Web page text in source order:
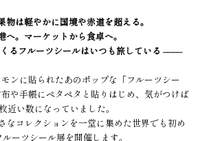
物は軽やかに国境や赤道を超える。
へ。マーケットから食卓へ。
るフルーツシールはいつも旅している ––––
ンに貼られたあのポップな「フルーツシー
や手帳にペタペタと貼りはじめ、気がつけば
近い数になっていました。
なコレクションを一堂に集めた世界でも初め
ーツシール展を開催します。